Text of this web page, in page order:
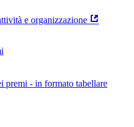
e organizzazione
premi - in formato tabellare